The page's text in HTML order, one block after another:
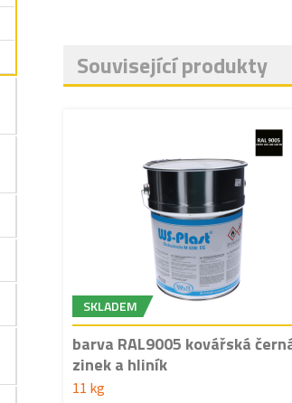
Související produkty
SKLADEM
barva RAL9005 kovářská
zinek a hliník
11 kg